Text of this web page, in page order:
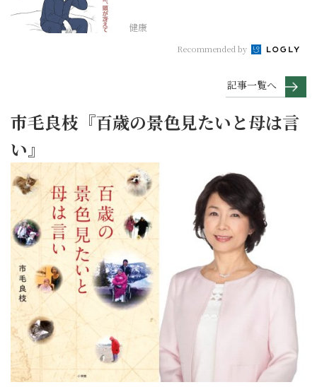
健康
Recommended by
記事一覧へ
市毛良枝『百歳の景色見たいと母は言
い』